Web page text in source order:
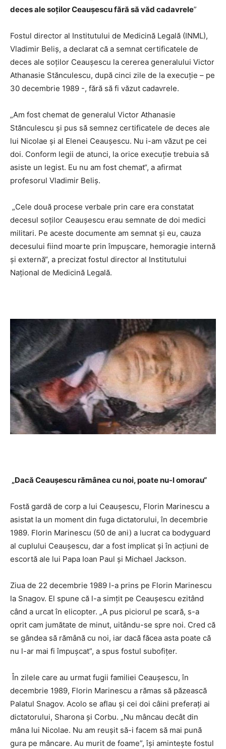
deces ale soţilor Ceauşescu fără să văd cadavrele”
Fostul director al Institutului de Medicină Legală (INML),
Vladimir Beliş, a declarat că a semnat certificatele de
deces ale soţilor Ceauşescu la cererea generalului Victor
Athanasie Stănculescu, după cinci zile de la execuţie – pe
30 decembrie 1989 -, fără să fi văzut cadavrele.
„Am fost chemat de generalul Victor Athanasie
Stănculescu şi pus să semnez certificatele de deces ale
lui Nicolae şi al Elenei Ceauşescu. Nu i-am văzut pe cei
doi. Conform legii de atunci, la orice execuţie trebuia să
asiste un legist. Eu nu am fost chemat“, a afirmat
profesorul Vladimir Beliş.
„Cele două procese verbale prin care era constatat
decesul soţilor Ceauşescu erau semnate de doi medici
militari. Pe aceste documente am semnat şi eu, cauza
decesului fiind moarte prin împuşcare, hemoragie internă
şi externă“, a precizat fostul director al Institutului
Naţional de Medicină Legală.
„Dacă Ceauşescu rămânea cu noi, poate nu-l omorau“
Fostă gardă de corp a lui Ceauşescu, Florin Marinescu a
asistat la un moment din fuga dictatorului, în decembrie
1989. Florin Marinescu (50 de ani) a lucrat ca bodyguard
al cuplului Ceauşescu, dar a fost implicat şi în acţiuni de
escortă ale lui Papa Ioan Paul şi Michael Jackson.
Ziua de 22 decembrie 1989 l-a prins pe Florin Marinescu
la Snagov. El spune că l-a simţit pe Ceauşescu ezitând
când a urcat în elicopter. „A pus piciorul pe scară, s-a
oprit cam jumătate de minut, uitân­du-se spre noi. Cred că
se gândea să rămână cu noi, iar dacă făcea asta poate că
nu l-ar mai fi împuşcat”, a spus fostul subofiţer.
În zilele care au urmat fugii familiei Ceauşescu, în
decembrie 1989, Florin Marinescu a rămas să păzească
Palatul Snagov. Acolo se aflau şi cei doi câini preferaţi ai
dictatorului, Sharona şi Corbu. „Nu mâncau decât din
mâna lui Nicolae. Nu am reuşit să-i facem să mai pună
gura pe mâncare. Au murit de foame”, îşi aminteşte fostul